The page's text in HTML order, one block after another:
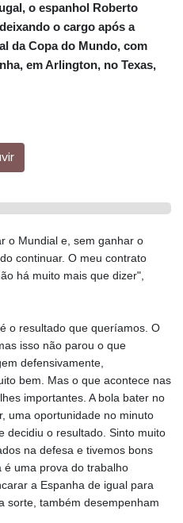
o espanhol Roberto
o cargo após a
da Copa do Mundo, com
em Arlington, no Texas,
o Mundial e, sem ganhar o
continuar. O meu contrato
há muito mais que dizer",
o resultado que queríamos. O
isso não parou o que
defensivamente,
bem. Mas o que acontece nas
importantes. A bola bater no
uma oportunidade no minuto
decidiu o resultado. Sinto muito
na defesa e tivemos bons
é uma prova do trabalho
a Espanha de igual para
sorte, também desempenham